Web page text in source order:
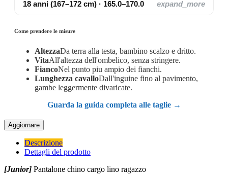
18 anni (167–172 cm) · 165.0–170.0 expand_more
Come prendere le misure
AltezzaDa terra alla testa, bambino scalzo e dritto.
VitaAll'altezza dell'ombelico, senza stringere.
FiancoNel punto piu ampio dei fianchi.
Lunghezza cavalloDall'inguine fino al pavimento,
gambe leggermente divaricate.
Guarda la guida completa alle taglie →
Descrizione
Dettagli del prodotto
[Junior] Pantalone chino cargo lino ragazzo